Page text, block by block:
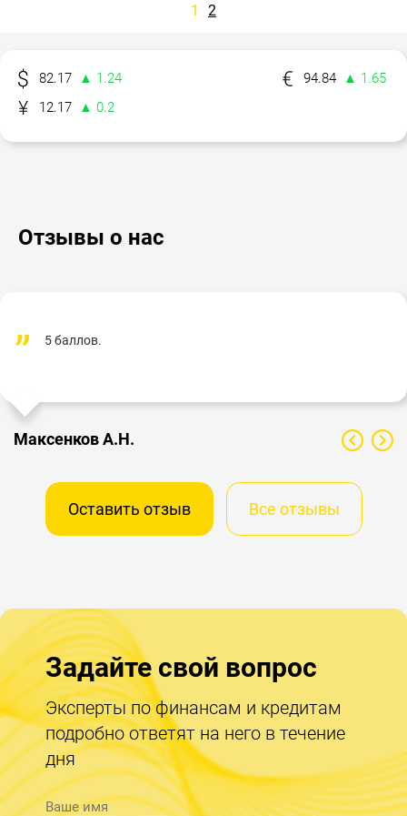
1 2
82.17 ▲ 1.24 94.84
▲ 1.65
12.17
▲ 0.2
Отзывы о нас
5 баллов.
Максенков А.Н.
Оставить отзыв Все отзывы
Задайте свой вопрос
Эксперты по финансам и кредитам
подробно ответят на него в течение
дня